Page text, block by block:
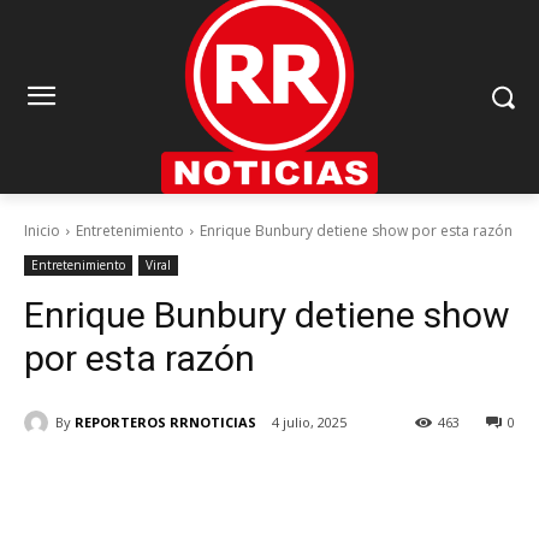
Inicio Entretenimiento Enrique Bunbury detiene show por esta razón
Entretenimiento Viral
Enrique Bunbury detiene show
por esta razón
By REPORTEROS RRNOTICIAS 4 julio, 2025 0
463